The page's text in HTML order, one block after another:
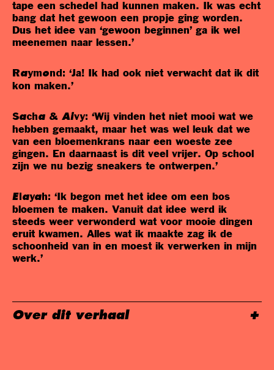
tape een schedel had kunnen maken. Ik was echt
bang dat het gewoon een propje ging worden.
Dus het idee van ‘gewoon beginnen’ ga ik wel
meenemen naar lessen.’
Raymond: ‘Ja! Ik had ook niet verwacht dat ik dit
kon maken.’
Sacha & Aivy: ‘Wij vinden het niet mooi wat we
hebben gemaakt, maar het was wel leuk dat we
van een bloemenkrans naar een woeste zee
gingen. En daarnaast is dit veel vrijer. Op school
zijn we nu bezig sneakers te ontwerpen.’
Elayah: ‘Ik begon met het idee om een bos
bloemen te maken. Vanuit dat idee werd ik
steeds weer verwonderd wat voor mooie dingen
eruit kwamen. Alles wat ik maakte zag ik de
schoonheid van in en moest ik verwerken in mijn
werk.’
Over dit verhaal